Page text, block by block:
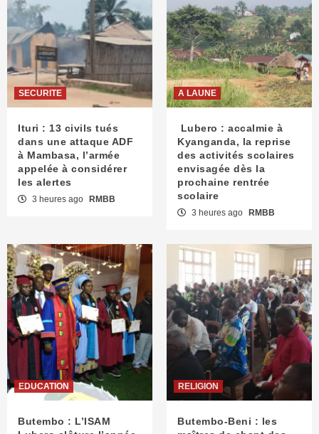
SECURITE
Ituri : 13 civils tués
dans une attaque ADF
à Mambasa, l’armée
appelée à considérer
les alertes
3 heures ago RMBB
A LAUNE
Lubero : accalmie à
Kyanganda, la reprise
des activités scolaires
envisagée dès la
prochaine rentrée
scolaire
3 heures ago RMBB
EDUCATION
Butembo : L’ISAM
RELIGION
Butembo-Beni : les